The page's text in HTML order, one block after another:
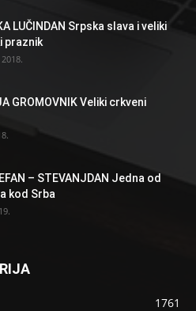
LUČINDAN Srpska slava i veliki
praznik
GROMOVNIK Veliki crkveni
– STEVANJDAN Jedna od
kod Srba
1761